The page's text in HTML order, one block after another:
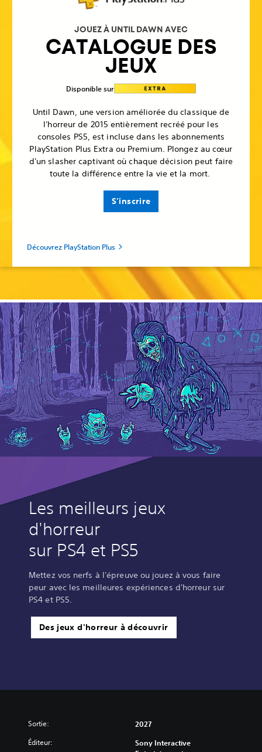
JOUEZ À UNTIL DAWN AVEC
CATALOGUE DES
JEUX
Disponible sur
Until Dawn, une version améliorée du classique de
l'horreur de 2015 entièrement recréé pour les
consoles PS5, est incluse dans les abonnements
PlayStation Plus Extra ou Premium. Plongez au cœur
d'un slasher captivant où chaque décision peut faire
toute la différence entre la vie et la mort.
S'inscrire
Découvrez PlayStation Plus
Les meilleurs jeux
d'horreur
sur PS4 et PS5
Mettez vos nerfs à l'épreuve ou jouez à vous faire
peur avec les meilleures expériences d'horreur sur
PS4 et PS5.
Des jeux d'horreur à découvrir
Sortie: 2027
Éditeur:
Sony Interactive